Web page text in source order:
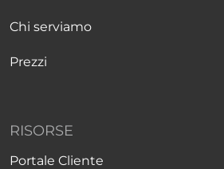
Chi serviamo
Prezzi
RISORSE
Portale Cliente